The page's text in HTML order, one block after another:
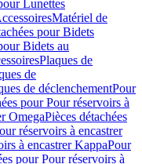
Lunettes
Matériel de
pour Bidets
Bidets au
Plaques de
de
de déclenchementPour
pour Pour réservoirs à
OmegaPièces détachées
réservoirs à encastrer
à encastrer KappaPour
pour Pour réservoirs à